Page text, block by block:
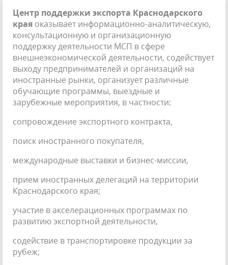
Центр поддержки экспорта Краснодарского
края оказывает информационно-аналитическую,
консультационную и организационную
поддержку деятельности МСП в сфере
внешнеэкономической деятельности, содействует
выходу предпринимателей и организаций на
иностранные рынки, организует различные
обучающие программы, выездные и
зарубежные мероприятия, в частности:
сопровождение экспортного контракта,
поиск иностранного покупателя,
международные выставки и бизнес-миссии,
прием иностранных делегаций на территории
Краснодарского края;
участие в акселерационных программах по
развитию экспортной деятельности,
содействие в транспортировке продукции за
рубеж;